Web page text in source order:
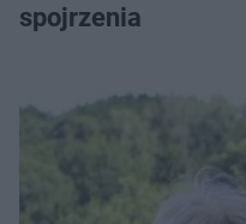
spojrzenia